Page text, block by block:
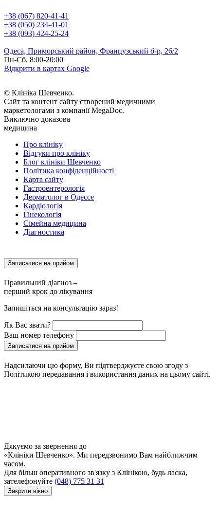
+38 (067) 820-41-41
+38 (050) 234-41-01
+38 (093) 424-25-24
Одеса, Приморський район, Французський б-р, 26/2
Пн-Сб, 8:00-20:00
Відкрити в картах Google
© Клініка Шевченко.
Сайт та контент сайту створений медичними
маркетологами з компанії MegaDoc.
Виключно доказова
медицина
Про клініку
Відгуки про клініку
Блог клініки Шевченко
Політика конфіденційності
Карта сайту
Гастроентерологія
Дерматолог в Одессе
Кардіологія
Гінекологія
Сімейна медицина
Діагностика
Записатися на прийом
Правильний діагноз –
перший крок до лікування
Запишіться на консультацію зараз!
Як Вас звати?
Ваш номер телефону
Записатися на прийом
Надсилаючи цю форму, Ви підтверджуєте свою згоду з
Політикою передавання і використання даних на цьому сайті.
Дякуємо за звернення до
«Клініки Шевченко». Ми передзвонимо Вам найближчим
часом.
Для більш оперативного зв'язку з Клінікою, будь ласка,
зателефонуйте (048) 775 31 31
Закрити вікно